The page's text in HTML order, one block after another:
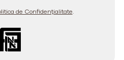
de Confidențialitate.